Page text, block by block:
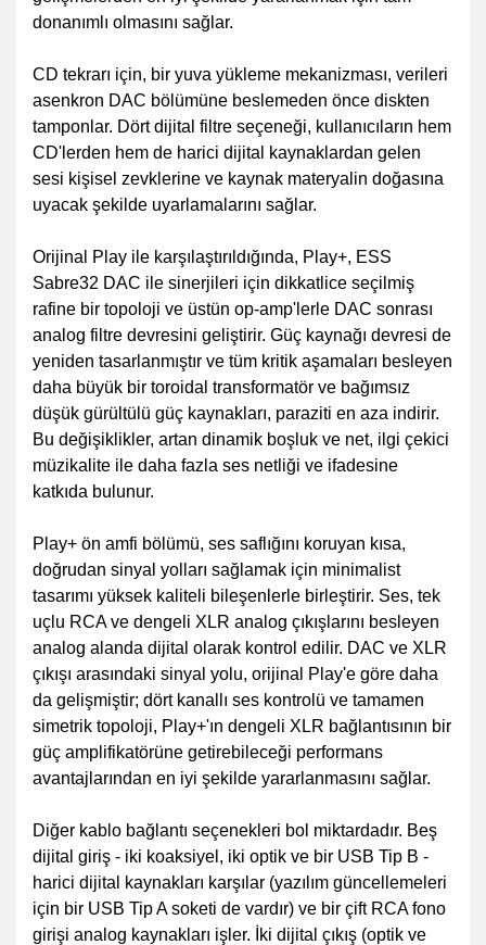
donanımlı olmasını sağlar.
CD tekrarı için, bir yuva yükleme mekanizması, verileri
asenkron DAC bölümüne beslemeden önce diskten
tamponlar. Dört dijital filtre seçeneği, kullanıcıların hem
CD'lerden hem de harici dijital kaynaklardan gelen
sesi kişisel zevklerine ve kaynak materyalin doğasına
uyacak şekilde uyarlamalarını sağlar.
Orijinal Play ile karşılaştırıldığında, Play+, ESS
Sabre32 DAC ile sinerjileri için dikkatlice seçilmiş
rafine bir topoloji ve üstün op-amp'lerle DAC sonrası
analog filtre devresini geliştirir. Güç kaynağı devresi de
yeniden tasarlanmıştır ve tüm kritik aşamaları besleyen
daha büyük bir toroidal transformatör ve bağımsız
düşük gürültülü güç kaynakları, paraziti en aza indirir.
Bu değişiklikler, artan dinamik boşluk ve net, ilgi çekici
müzikalite ile daha fazla ses netliği ve ifadesine
katkıda bulunur.
Play+ ön amfi bölümü, ses saflığını koruyan kısa,
doğrudan sinyal yolları sağlamak için minimalist
tasarımı yüksek kaliteli bileşenlerle birleştirir. Ses, tek
uçlu RCA ve dengeli XLR analog çıkışlarını besleyen
analog alanda dijital olarak kontrol edilir. DAC ve XLR
çıkışı arasındaki sinyal yolu, orijinal Play'e göre daha
da gelişmiştir; dört kanallı ses kontrolü ve tamamen
simetrik topoloji, Play+'ın dengeli XLR bağlantısının bir
güç amplifikatörüne getirebileceği performans
avantajlarından en iyi şekilde yararlanmasını sağlar.
Diğer kablo bağlantı seçenekleri bol miktardadır. Beş
dijital giriş - iki koaksiyel, iki optik ve bir USB Tip B -
harici dijital kaynakları karşılar (yazılım güncellemeleri
için bir USB Tip A soketi de vardır) ve bir çift RCA fono
girişi analog kaynakları işler. İki dijital çıkış (optik ve